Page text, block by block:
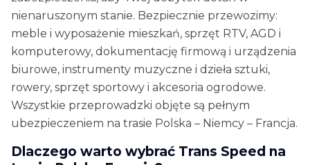
nienaruszonym stanie. Bezpiecznie przewozimy:
meble i wyposażenie mieszkań, sprzęt RTV, AGD i
komputerowy, dokumentację firmową i urządzenia
biurowe, instrumenty muzyczne i dzieła sztuki,
rowery, sprzęt sportowy i akcesoria ogrodowe.
Wszystkie przeprowadzki objęte są pełnym
ubezpieczeniem na trasie Polska – Niemcy – Francja.
Dlaczego warto wybrać Trans Speed na